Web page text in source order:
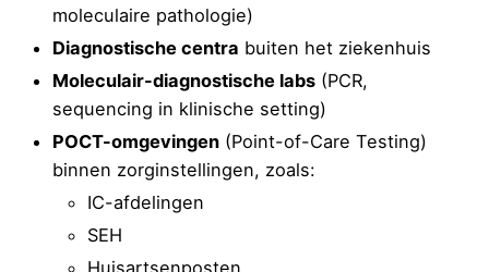
moleculaire pathologie)
Diagnostische centra buiten het ziekenhuis
Moleculair-diagnostische labs (PCR,
sequencing in klinische setting)
POCT-omgevingen (Point-of-Care Testing)
binnen zorginstellingen, zoals:
IC-afdelingen
SEH